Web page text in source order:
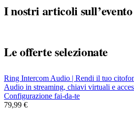
I nostri articoli sull’evento
Le offerte selezionate
Ring Intercom Audio | Rendi il tuo
Audio in streaming, chiavi virtuali e
Configurazione fai-da-te
79,99 €